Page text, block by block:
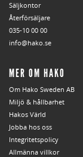
Säljkontor
Återförsäljare
035-10 00 00
info@hako.se
MER OM HAKO
Om Hako Sweden AB
Miljö & hållbarhet
Hakos Värld
Jobba hos oss
Integritetspolicy
Allmänna villkor